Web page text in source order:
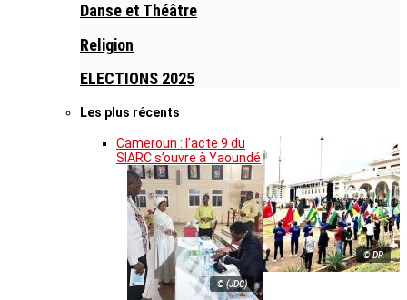
Danse et Théâtre
Religion
ELECTIONS 2025
Les plus récents
© DR
Cameroun : l’acte 9 du
SIARC s’ouvre à Yaoundé
© (JDC)